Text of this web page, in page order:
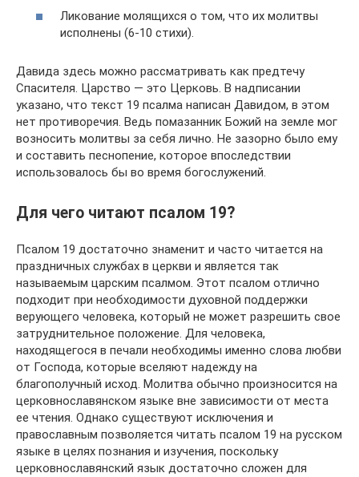
Ликование молящихся о том, что их молитвы
исполнены (6-10 стихи).
Давида здесь можно рассматривать как предтечу
Спасителя. Царство — это Церковь. В надписании
указано, что текст 19 псалма написан Давидом, в этом
нет противоречия. Ведь помазанник Божий на земле мог
возносить молитвы за себя лично. Не зазорно было ему
и составить песнопение, которое впоследствии
использовалось бы во время богослужений.
Для чего читают псалом 19?
Псалом 19 достаточно знаменит и часто читается на
праздничных службах в церкви и является так
называемым царским псалмом. Этот псалом отлично
подходит при необходимости духовной поддержки
верующего человека, который не может разрешить свое
затруднительное положение. Для человека,
находящегося в печали необходимы именно слова любви
от Господа, которые вселяют надежду на
благополучный исход. Молитва обычно произносится на
церковнославянском языке вне зависимости от места
ее чтения. Однако существуют исключения и
православным позволяется читать псалом 19 на русском
языке в целях познания и изучения, поскольку
церковнославянский язык достаточно сложен для